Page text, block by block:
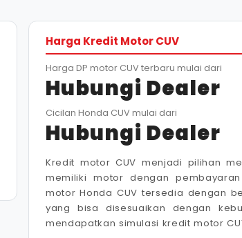
Harga Kredit Motor CUV
Harga DP motor CUV terbaru mulai dari
Hubungi Dealer
Cicilan Honda CUV mulai dari
Hubungi Dealer
Kredit motor CUV menjadi pilihan
memiliki motor dengan
motor Honda CUV tersedia dengan
yang bisa disesuaikan dengan
mendapatkan simulasi kredit motor